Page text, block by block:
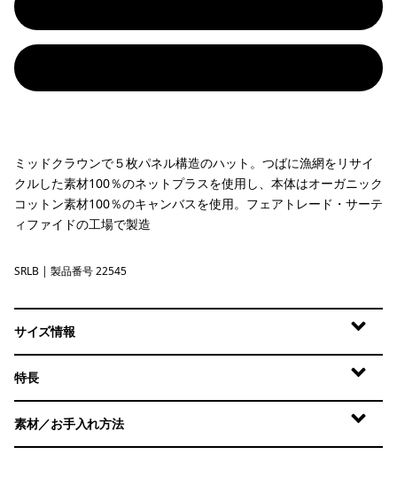
ミッドクラウンで５枚パネル構造のハット。つばに漁網をリサイ
クルした素材100％のネットプラスを使用し、本体はオーガニック
コットン素材100％のキャンバスを使用。フェアトレード・サーテ
ィファイドの工場で製造
Solar Roller: Bundle Green
SRLB | 製品番号 22545
サイズ情報
特長
素材／お手入れ方法